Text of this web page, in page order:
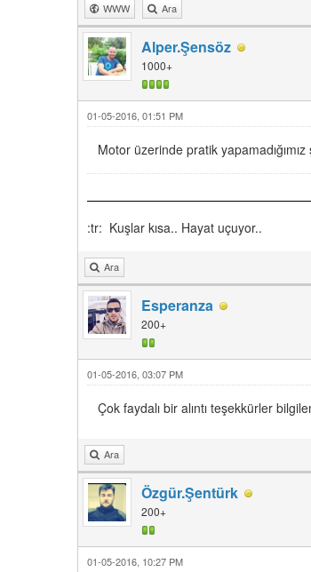
WWW Ara
Alper.Şensöz
1000+
01-05-2016, 01:51 PM
Motor üzerinde pratik
:tr: Kuşlar kısa.. Hayat uçuyor..
Ara
Esperanza
200+
01-05-2016, 03:07 PM
Çok faydalı bir alıntı teşekkürler
Ara
Özgür.Şentürk
200+
01-05-2016, 10:27 PM